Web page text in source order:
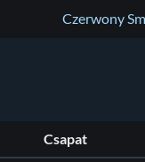
Czerwony
Csapat